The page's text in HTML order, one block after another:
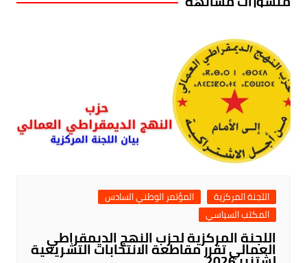
اللجنة المركزية
المؤتمر الوطني السادس
المكتب السياسي
اللجنة المركزية لحزب النهج الديمقراطي
العمالي تقرر مقاطعة الانتخابات التشريعية